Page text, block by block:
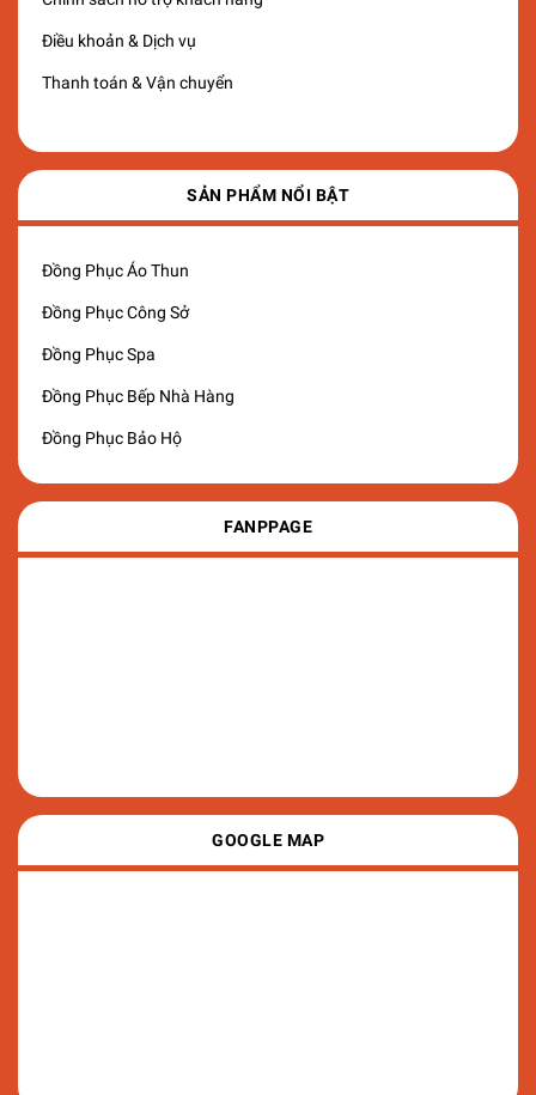
Điều khoản & Dịch vụ
Thanh toán & Vận chuyển
SẢN PHẨM NỔI BẬT
Đồng Phục Áo Thun
Đồng Phục Công Sở
Đồng Phục Spa
Đồng Phục Bếp Nhà Hàng
Đồng Phục Bảo Hộ
FANPPAGE
GOOGLE MAP